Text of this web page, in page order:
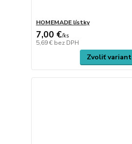
HOMEMADE lístky
7,00 €/ks
5,69 € bez DPH
Zvoliť variant